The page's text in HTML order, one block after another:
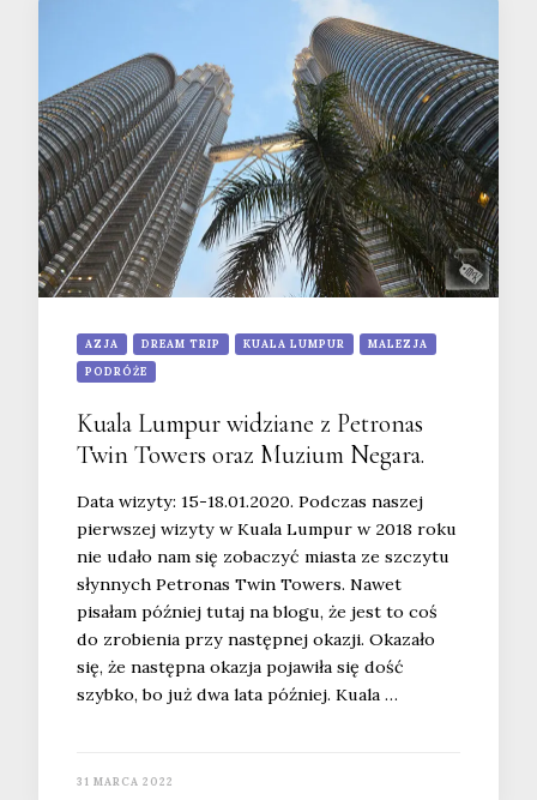
AZJA DREAM TRIP KUALA LUMPUR MALEZJA
PODRÓŻE
Kuala Lumpur widziane z Petronas
Twin Towers oraz Muzium Negara.
Data wizyty: 15-18.01.2020. Podczas naszej
pierwszej wizyty w Kuala Lumpur w 2018 roku
nie udało nam się zobaczyć miasta ze szczytu
słynnych Petronas Twin Towers. Nawet
pisałam później tutaj na blogu, że jest to coś
do zrobienia przy następnej okazji. Okazało
się, że następna okazja pojawiła się dość
szybko, bo już dwa lata później. Kuala …
31 MARCA 2022